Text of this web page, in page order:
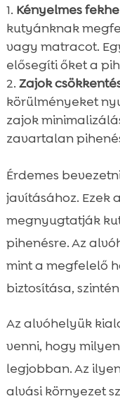
Kényelmes
kutyánknak
vagy matracot.
elősegíti őket a
Zajok
körülményeket
zajok
zavartalan
Érdemes
javításához. Ezek
megnyugtatják
pihenésre. Az
mint a megfelelő
biztosítása,
Az alvóhelyük
venni, hogy
legjobban. Az
alvási környezet